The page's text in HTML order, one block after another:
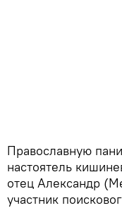
Православную
настоятель
отец Александр
участник